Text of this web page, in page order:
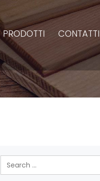
PRODOTTI CONTATTI